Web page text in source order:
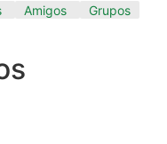
Amigos Grupos